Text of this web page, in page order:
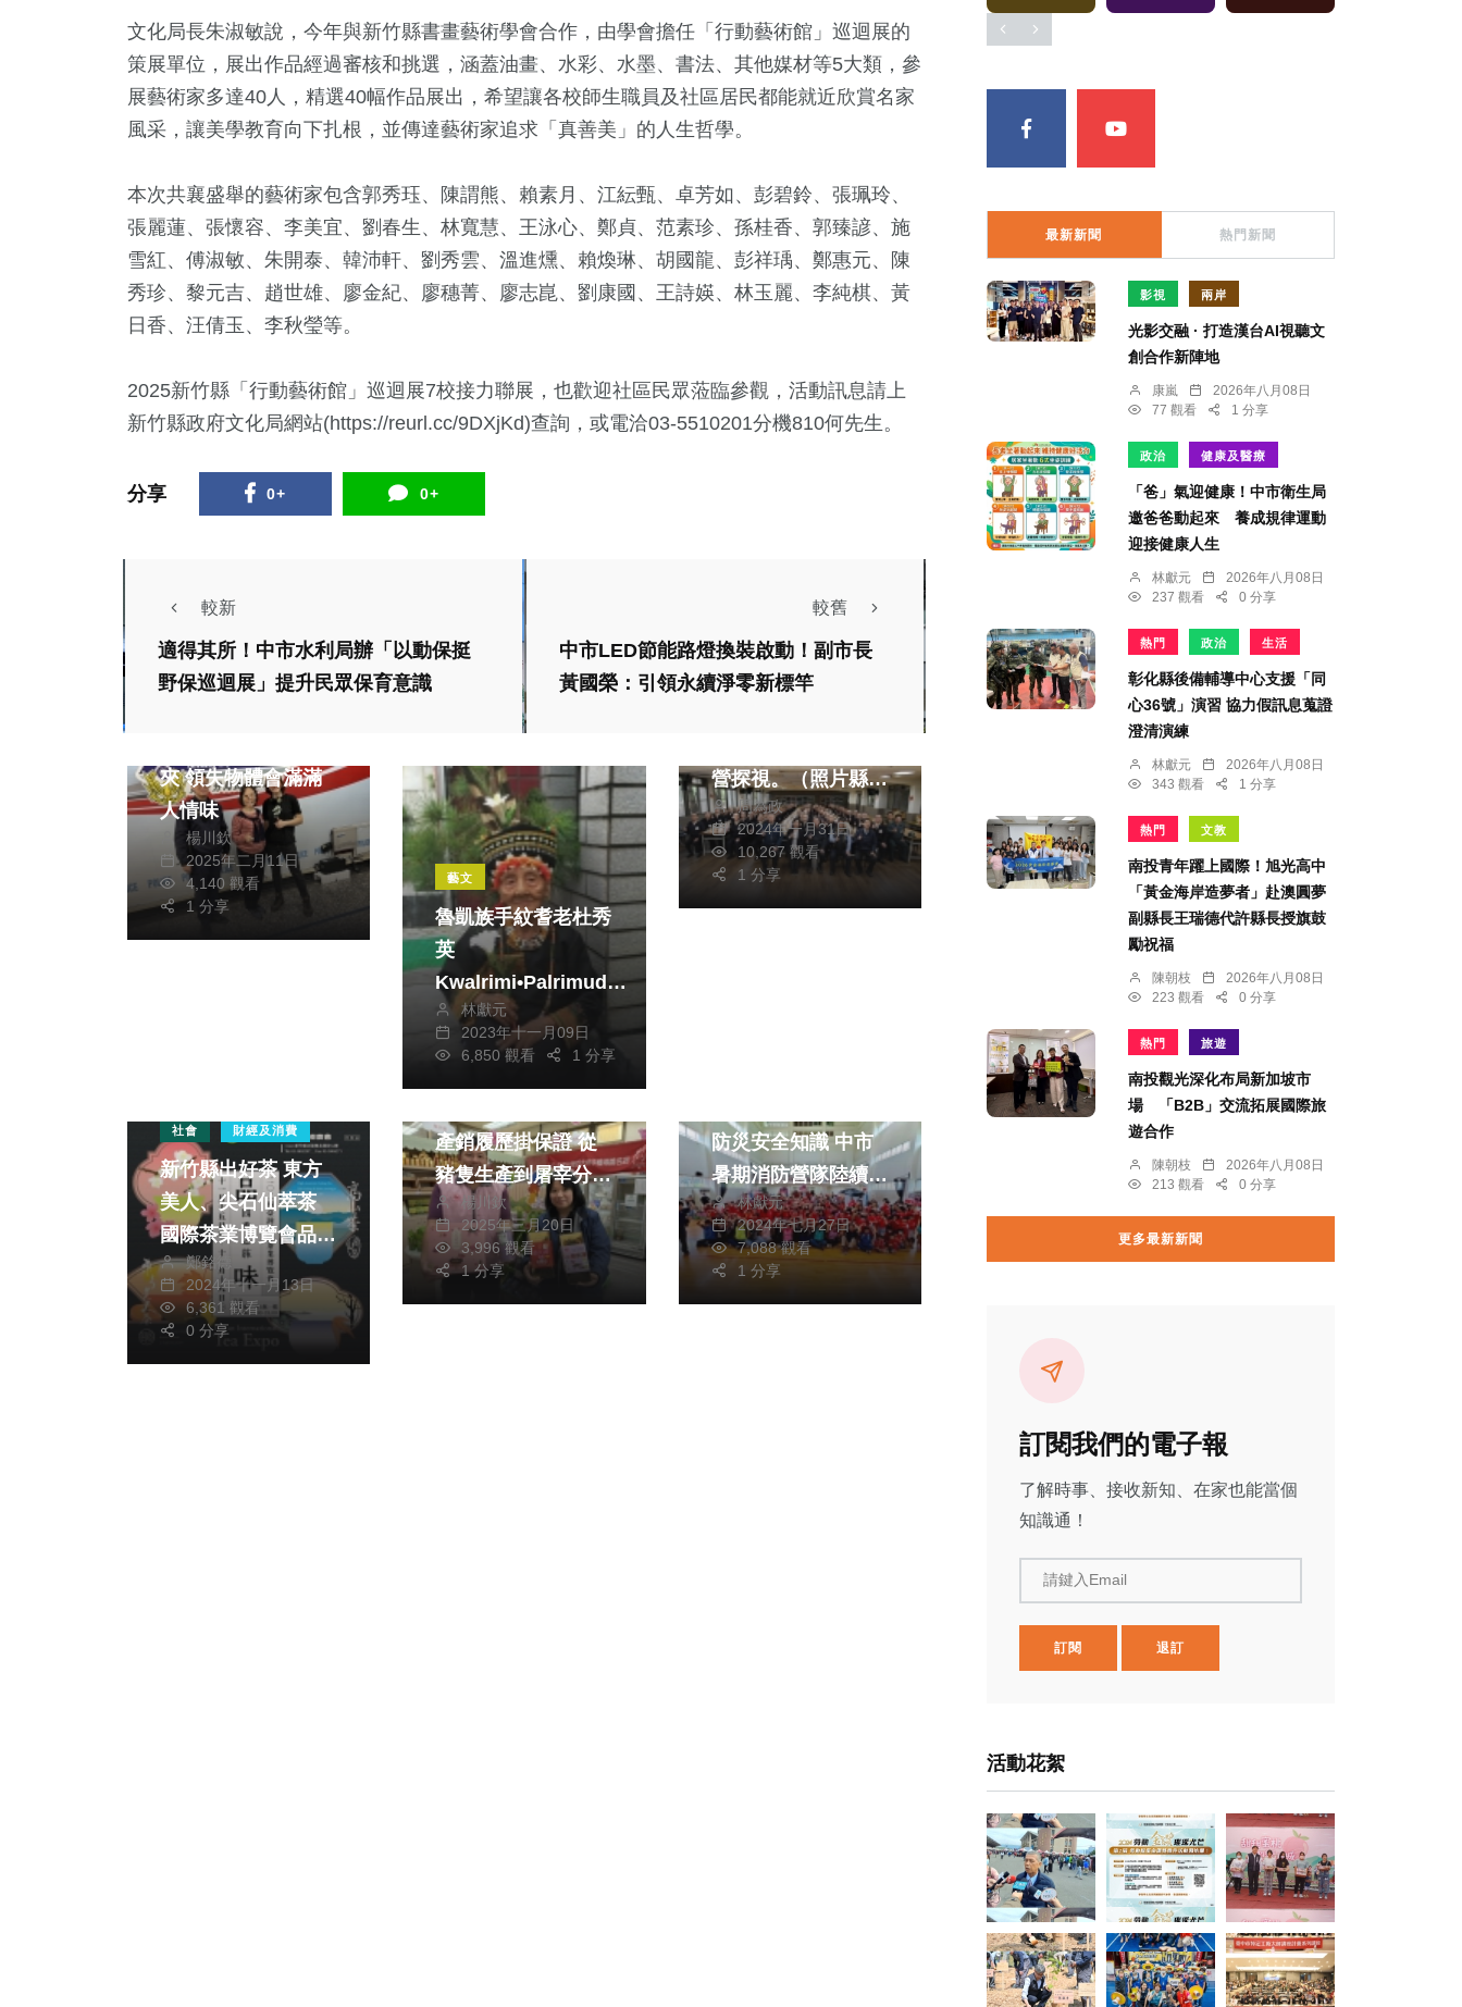
文化局長朱淑敏說，今年與新竹縣書畫藝術學會合作，由學會擔任「行動藝術館」巡迴展的
策展單位，展出作品經過審核和挑選，涵蓋油畫、水彩、水墨、書法、其他媒材等5大類，參
展藝術家多達40人，精選40幅作品展出，希望讓各校師生職員及社區居民都能就近欣賞名家
風采，讓美學教育向下扎根，並傳達藝術家追求「真善美」的人生哲學。
本次共襄盛舉的藝術家包含郭秀珏、陳謂熊、賴素月、江紜甄、卓芳如、彭碧鈴、張珮玲、
張麗蓮、張懷容、李美宜、劉春生、林寬慧、王泳心、鄭貞、范素珍、孫桂香、郭臻諺、施
雪紅、傅淑敏、朱開泰、韓沛軒、劉秀雲、溫進燻、賴煥琳、胡國龍、彭祥瑀、鄭惠元、陳
秀珍、黎元吉、趙世雄、廖金紀、廖穗菁、廖志崑、劉康國、王詩媖、林玉麗、李純棋、黃
日香、汪倩玉、李秋瑩等。
2025新竹縣「行動藝術館」巡迴展7校接力聯展，也歡迎社區民眾蒞臨參觀，活動訊息請上
新竹縣政府文化局網站(https://reurl.cc/9DXjKd)查詢，或電洽03-5510201分機810何先生。
分享 0+ 0+
較新
適得其所！中市水利局辦「以動保挺
野保巡迴展」提升民眾保育意識
較舊
中市LED節能路燈換裝啟動！副市長
黃國榮：引領永續淨零新標竿
夾 領失物體會滿滿
人情味
楊川欽
2025年二月11日
4,140 觀看
1 分享
藝文
魯凱族手紋耆老杜秀
英
Kwalrimi•Palrimuday
辭世 文化部將頒贈旌
揚狀
林獻元
2023年十一月09日
6,850 觀看
1 分享
健康及醫療
藝文 文教
綜合
營探視。（照片縣府
提供）
周為政
2024年一月31日
10,267 觀看
1 分享
社會 財經及消費
新竹縣出好茶 東方
美人、尖石仙萃茶
國際茶業博覽會品茗
得到鄭銘德
2024年十一月13日
6,361 觀看
0 分享
產銷履歷掛保證 從
豬隻生產到屠宰分切
全程通過檢驗
楊川欽
2025年三月20日
3,996 觀看
1 分享
防災安全知識 中市
暑期消防營隊陸續登
場 林獻元
2024年七月27日
7,088 觀看
1 分享
最新新聞 熱門新聞
影視 兩岸
光影交融 · 打造漢台AI視聽文
創合作新陣地
康嵐
2026年八月08日
77 觀看
1 分享
政治 健康及醫療
「爸」氣迎健康！中市衛生局
邀爸爸動起來 養成規律運動
迎接健康人生
林獻元
2026年八月08日
237 觀看
0 分享
熱門 政治 生活
彰化縣後備輔導中心支援「同
心36號」演習 協力假訊息蒐證
澄清演練
林獻元
2026年八月08日
343 觀看
1 分享
熱門 文教
南投青年躍上國際！旭光高中
「黃金海岸造夢者」赴澳圓夢
副縣長王瑞德代許縣長授旗鼓
勵祝福
陳朝枝
2026年八月08日
223 觀看
0 分享
熱門 旅遊
南投觀光深化布局新加坡市
場 「B2B」交流拓展國際旅
遊合作
陳朝枝
2026年八月08日
213 觀看
0 分享
更多最新新聞
訂閱我們的電子報
了解時事、接收新知、在家也能當個
知識通！
請鍵入Email
訂閱 退訂
活動花絮